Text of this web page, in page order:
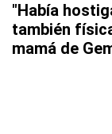
"Había
también
mamá de